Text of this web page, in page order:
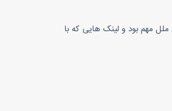
ملل مهم بود و لینک هایی که با